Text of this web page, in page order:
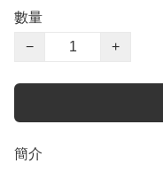
數量
−
+
簡介